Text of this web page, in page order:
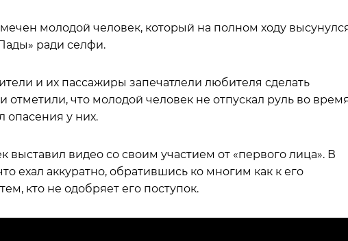
молодой человек, который на полном ходу
ради селфи.
и их пассажиры запечатлели любителя сделать
что молодой человек не отпускал руль во
опасения у них.
выставил видео со своим участием от «первого лица». В
ехал аккуратно, обратившись ко многим как к его
кто не одобряет его поступок.